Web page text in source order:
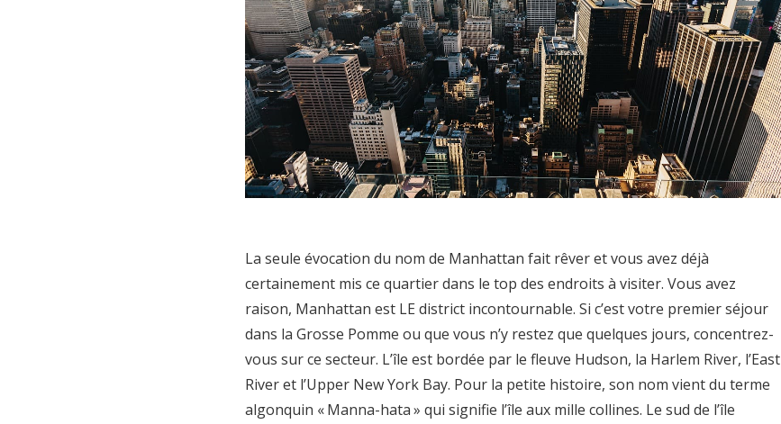
La seule évocation du nom de Manhattan fait rêver et vous avez déjà
certainement mis ce quartier dans le top des endroits à visiter. Vous avez
raison, Manhattan est LE district incontournable. Si c’est votre premier séjour
dans la Grosse Pomme ou que vous n’y restez que quelques jours, concentrez-
vous sur ce secteur. L’île est bordée par le fleuve Hudson, la Harlem River, l’East
River et l’Upper New York Bay. Pour la petite histoire, son nom vient du terme
algonquin « Manna-hata » qui signifie l’île aux mille collines. Le sud de l’île